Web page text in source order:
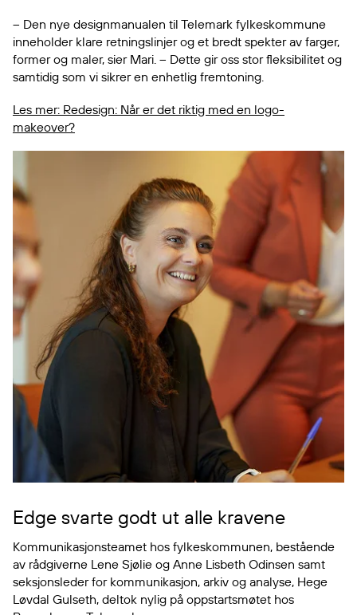
– Den nye designmanualen til Telemark fylkeskommune
inneholder klare retningslinjer og et bredt spekter av farger,
former og maler, sier Mari. – Dette gir oss stor fleksibilitet og
samtidig som vi sikrer en enhetlig fremtoning.
Les mer: Redesign: Når er det riktig med en logo-
makeover?
Edge svarte godt ut alle kravene
Kommunikasjonsteamet hos fylkeskommunen, bestående
av rådgiverne Lene Sjølie og Anne Lisbeth Odinsen samt
seksjonsleder for kommunikasjon, arkiv og analyse, Hege
Løvdal Gulseth, deltok nylig på oppstartsmøtet hos